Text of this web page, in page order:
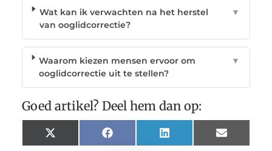
Wat kan ik verwachten na het herstel
van ooglidcorrectie?
▼
Waarom kiezen mensen ervoor om
ooglidcorrectie uit te stellen?
▼
Goed artikel? Deel hem dan op:
X
(Twitter)
Facebook LinkedIn Email